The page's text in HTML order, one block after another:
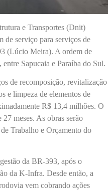
e Transportes (Dnit)
de serviço para serviços de
(Lúcio Meira). A ordem de
Sapucaia e Paraíba do Sul.
de recomposição, revitalização
e limpeza de elementos de
R$ 13,4 milhões. O
meses. As obras serão
Trabalho e Orçamento do
da BR-393, após o
da K-Infra. Desde então, a
vem cobrando ações